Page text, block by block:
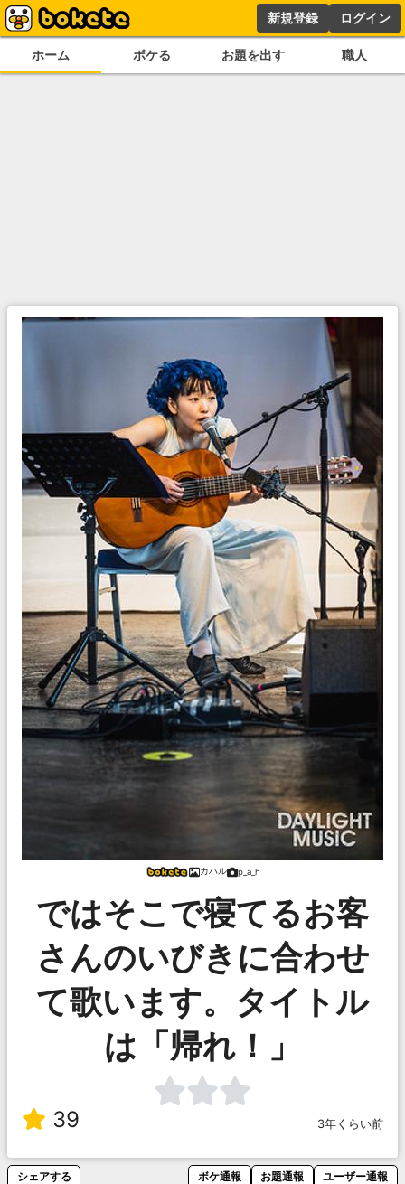
新規登録 ログイン
ホーム ボケる お題を出す 職人
カハル p_a_h
ではそこで寝てるお客
さんのいびきに合わせ
て歌います。タイトル
は「帰れ！」
39 3年くらい前
シェアする ボケ通報 お題通報 ユーザー通報